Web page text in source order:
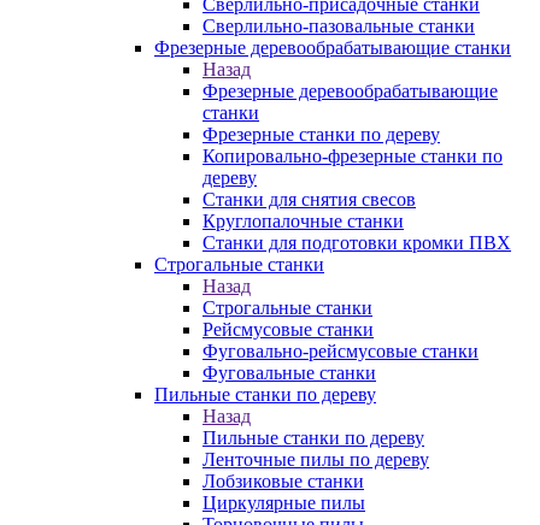
Сверлильно-присадочные станки
Сверлильно-пазовальные станки
Фрезерные деревообрабатывающие станки
Назад
Фрезерные деревообрабатывающие
станки
Фрезерные станки по дереву
Копировально-фрезерные станки по
дереву
Станки для снятия свесов
Круглопалочные станки
Станки для подготовки кромки ПВХ
Строгальные станки
Назад
Строгальные станки
Рейсмусовые станки
Фуговально-рейсмусовые станки
Фуговальные станки
Пильные станки по дереву
Назад
Пильные станки по дереву
Ленточные пилы по дереву
Лобзиковые станки
Циркулярные пилы